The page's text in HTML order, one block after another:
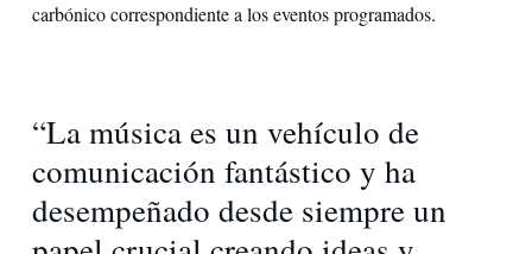
carbónico correspondiente a los eventos programados.
“La música es un vehículo de
comunicación fantástico y ha
desempeñado desde siempre un